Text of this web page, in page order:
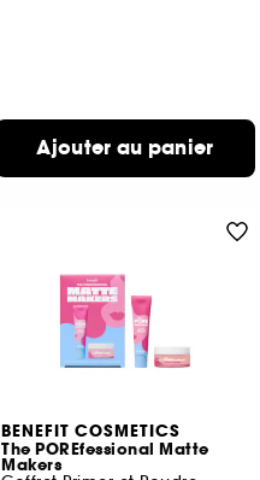
Ajouter au panier
BENEFIT COSMETICS
The POREfessional Matte
Makers